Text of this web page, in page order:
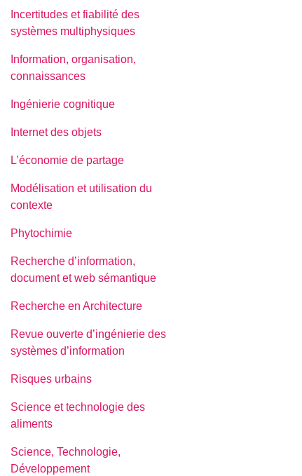
Incertitudes et fiabilité des
systèmes multiphysiques
Information, organisation,
connaissances
Ingénierie cognitique
Internet des objets
L’économie de partage
Modélisation et utilisation du
contexte
Phytochimie
Recherche d’information,
document et web sémantique
Recherche en Architecture
Revue ouverte d’ingénierie des
systèmes d’information
Risques urbains
Science et technologie des
aliments
Science, Technologie,
Développement